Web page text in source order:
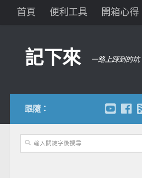
首頁 便利工具 開箱心得
記下來 一路上踩到的
跟隨：